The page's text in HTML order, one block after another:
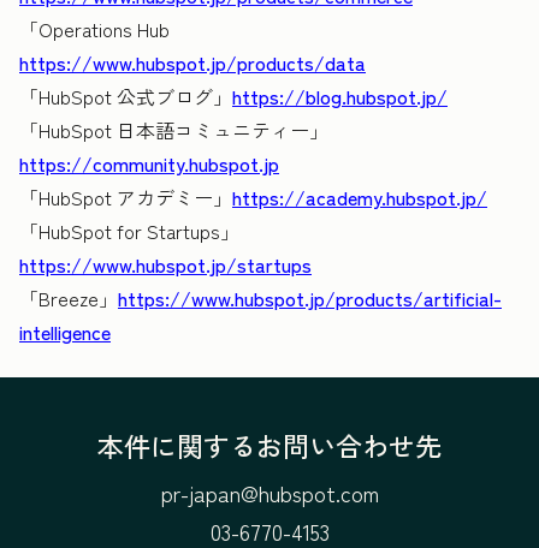
「Operations Hub
https://www.hubspot.jp/products/data
「HubSpot 公式ブログ」 https://blog.hubspot.jp/
「HubSpot 日本語コミュニティー」
https://community.hubspot.jp
「HubSpot アカデミー」 https://academy.hubspot.jp/
「HubSpot for Startups」
https://www.hubspot.jp/startups
「Breeze」 https://www.hubspot.jp/products/artificial-
intelligence
本件に関するお問い合わせ先
pr-japan@hubspot.com
03-6770-4153